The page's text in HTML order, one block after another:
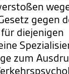
gegen
diejenigen
zum